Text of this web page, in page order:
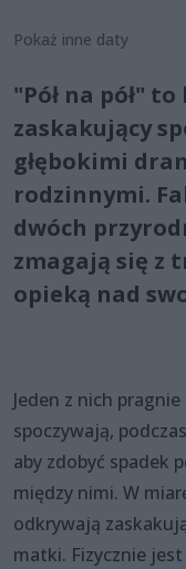
Pokaż inne daty
"Pół na pół"
zaskakujący
głębokimi
rodzinnymi.
dwóch
zmagają się z
opieką nad
Jeden z nich
spoczywają,
aby zdobyć spadek
między nimi. W
odkrywają
matki. Fizycznie